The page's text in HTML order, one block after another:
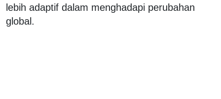
lebih adaptif dalam menghadapi perubahan
global.